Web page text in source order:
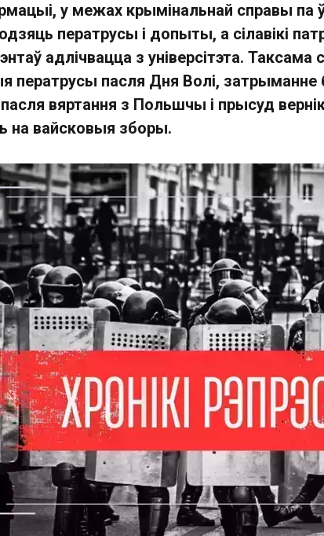
у межах крымінальнай справы па
ператрусы і допыты, а сілавікі
адлічвацца з універсітэта.
ператрусы пасля Дня Волі, затрыманне
вяртання з Польшчы і прысуд
на вайсковыя зборы.